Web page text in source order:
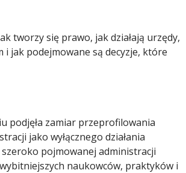
tworzy się prawo, jak działają urzędy,
i jak podejmowane są decyzje, które
podjęła zamiar przeprofilowania
jako wyłącznego działania
pojmowanej administracji
naukowców, praktyków i